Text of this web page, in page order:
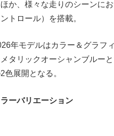
か、様々な走りのシーンに
トロール）を搭載。
年モデルはカラー＆グラフ
タリックオーシャンブルー
色展開となる。
ラーバリエーション